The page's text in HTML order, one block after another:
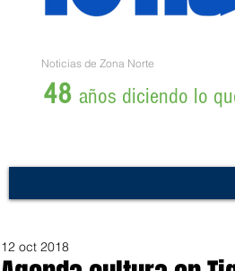
Noticias de Zona Norte
48 años diciendo lo
12 oct 2018